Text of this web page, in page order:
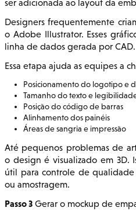
ser adicionada ao layout da
Designers frequentemente
o Adobe Illustrator. Esses
linha de dados gerada por CAD.
Essa etapa ajuda as equipes a
Posicionamento do logotipo e
Tamanho do texto e
Posição do código de barras
Alinhamento dos painéis
Áreas de sangria e impressão
Até pequenos problemas de
o design é visualizado em 3D.
útil para controle de
ou amostragem.
Passo 3 Gerar o mockup de